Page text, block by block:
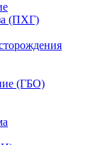
(ПХГ)
(ГБО)